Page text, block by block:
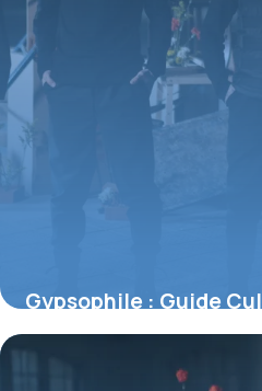
Gypsophile : Guide
Facile